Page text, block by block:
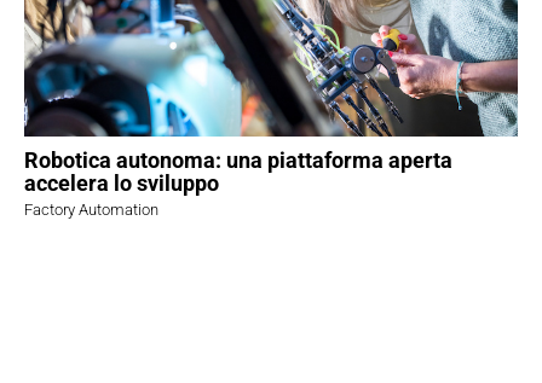
Robotica autonoma: una piattaforma aperta
accelera lo sviluppo
Factory Automation